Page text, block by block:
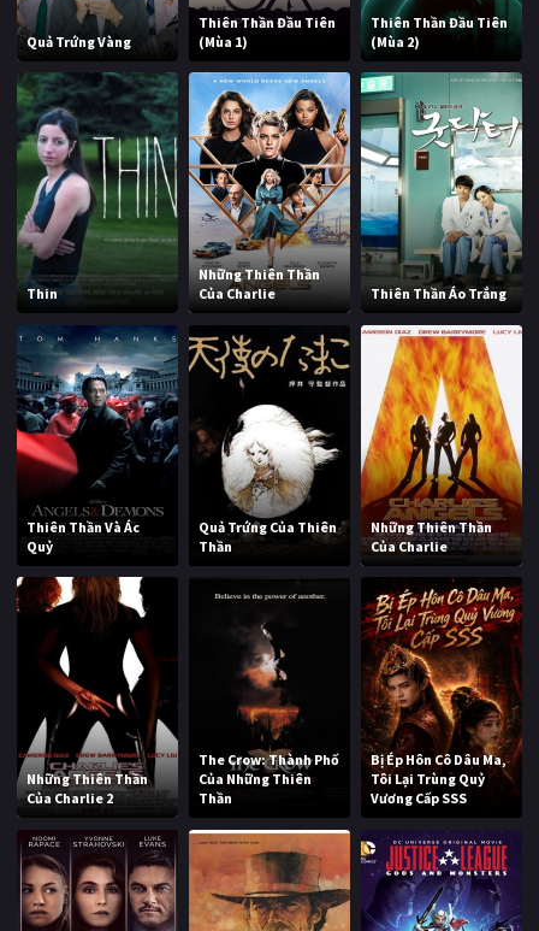
Quả Trứng Vàng
Thiên Thần Đầu Tiên
(Mùa 1)
Thiên Thần Đầu Tiên
(Mùa 2)
Thin
Những Thiên Thần
Của Charlie
Thiên Thần Áo Trắng
Thiên Thần Và Ác
Quỷ
Quả Trứng Của Thiên
Thần
Những Thiên Thần
Của Charlie
Những Thiên Thần
Của Charlie 2
The Crow: Thành Phố
Của Những Thiên
Thần
Bị Ép Hôn Cô Dâu Ma,
Tôi Lại Trùng Quỷ
Vương Cấp SSS